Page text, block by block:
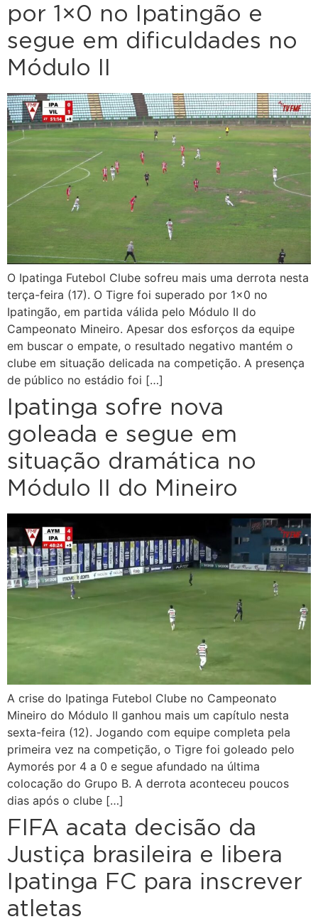
por 1×0 no Ipatingão e
segue em dificuldades no
Módulo II
O Ipatinga Futebol Clube sofreu mais uma derrota nesta
terça-feira (17). O Tigre foi superado por 1×0 no
Ipatingão, em partida válida pelo Módulo II do
Campeonato Mineiro. Apesar dos esforços da equipe
em buscar o empate, o resultado negativo mantém o
clube em situação delicada na competição. A presença
de público no estádio foi […]
Ipatinga sofre nova
goleada e segue em
situação dramática no
Módulo II do Mineiro
A crise do Ipatinga Futebol Clube no Campeonato
Mineiro do Módulo II ganhou mais um capítulo nesta
sexta-feira (12). Jogando com equipe completa pela
primeira vez na competição, o Tigre foi goleado pelo
Aymorés por 4 a 0 e segue afundado na última
colocação do Grupo B. A derrota aconteceu poucos
dias após o clube […]
FIFA acata decisão da
Justiça brasileira e libera
Ipatinga FC para inscrever
atletas